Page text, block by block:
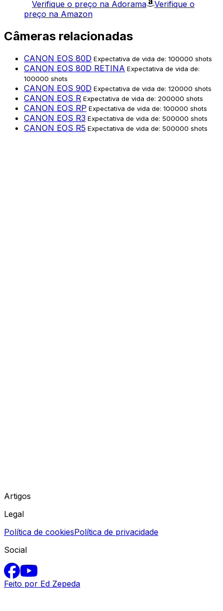
Verifique o preço na Adorama
Verifique o
preço na Amazon
Câmeras relacionadas
CANON EOS 80D Expectativa de vida de: 100000 shots
CANON EOS 80D RETINA Expectativa de vida de:
100000 shots
CANON EOS 90D Expectativa de vida de: 120000 shots
CANON EOS R Expectativa de vida de: 200000 shots
CANON EOS RP Expectativa de vida de: 100000 shots
CANON EOS R3 Expectativa de vida de: 500000 shots
CANON EOS R5 Expectativa de vida de: 500000 shots
Artigos
Legal
Política de cookiesPolítica de privacidade
Social
Feito por Ed Zepeda